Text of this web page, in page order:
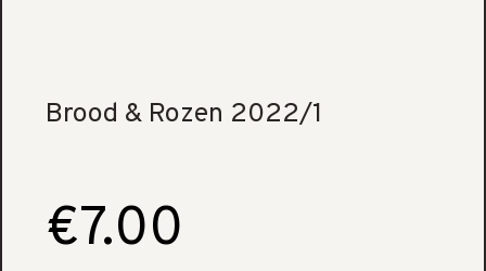
Brood & Rozen 2022/1
€7.00